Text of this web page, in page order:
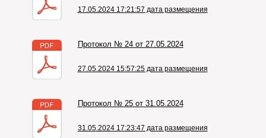
17.05.2024 17:21:57 дата размещения
Протокол № 24 от 27.05.2024
27.05.2024 15:57:25 дата размещения
Протокол № 25 от 31.05.2024
31.05.2024 17:23:47 дата размещения